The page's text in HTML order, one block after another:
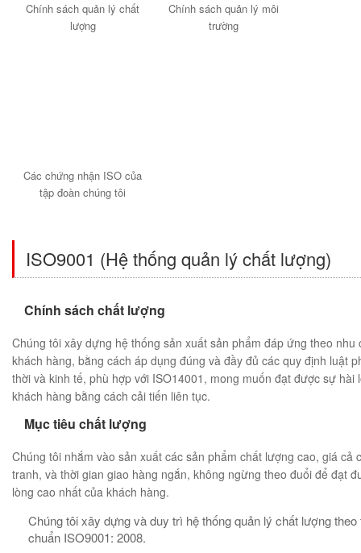
Chính sách quản lý chất
lượng
Chính sách quản lý môi
trường
Các chứng nhận ISO của
tập đoàn chúng tôi
ISO9001 (Hệ thống quản lý chất lượng)
Chính sách chất lượng
Chúng tôi xây dựng hệ thống sản xuất sản phẩm đáp ứng theo nhu
khách hàng, bằng cách áp dụng đúng và đầy đủ các quy định luật
thời và kinh tế, phù hợp với ISO14001, mong muốn đạt được sự hài
khách hàng bằng cách cải tiến liên tục.
Mục tiêu chất lượng
Chúng tôi nhắm vào sản xuất các sản phẩm chất lượng cao, giá cả
tranh, và thời gian giao hàng ngắn, không ngừng theo đuổi để đạt
lòng cao nhất của khách hàng.
Chúng tôi xây dựng và duy trì hệ thống quản lý chất lượng theo
chuẩn ISO9001: 2008.